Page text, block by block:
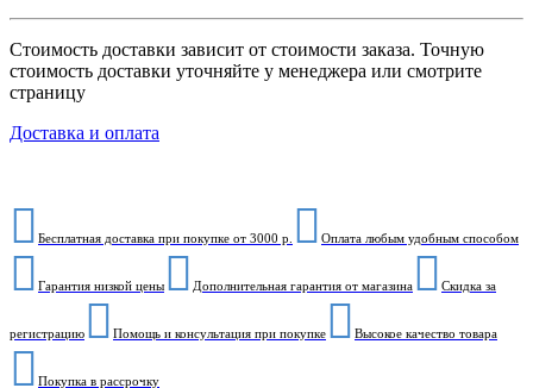
Стоимость доставки зависит от стоимости заказа. Точную
стоимость доставки уточняйте у менеджера или смотрите
страницу
Доставка и оплата
Бесплатная доставка при покупке от 3000 р. Оплата любым удобным способом
Гарантия низкой цены Дополнительная гарантия от магазина Скидка за
регистрацию Помощь и консультация при покупке Высокое качество товара
Покупка в рассрочку